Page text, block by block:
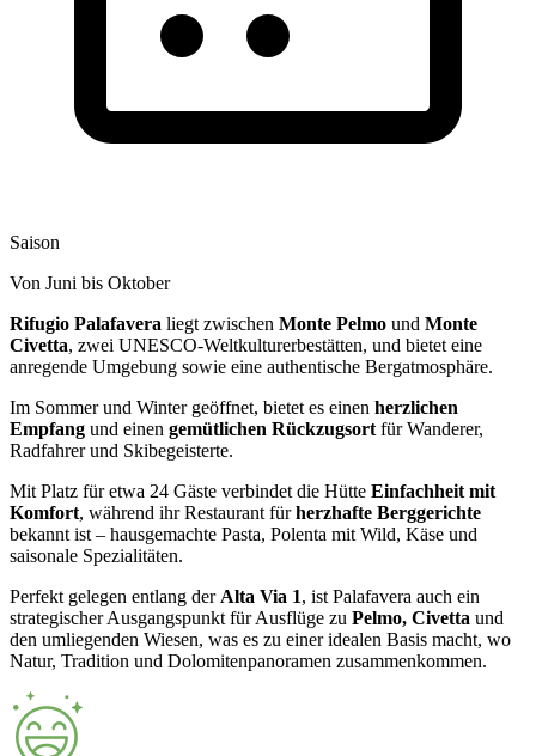
Saison
Von Juni bis Oktober
Rifugio Palafavera liegt zwischen Monte Pelmo und Monte
Civetta, zwei UNESCO-Weltkulturerbestätten, und bietet eine
anregende Umgebung sowie eine authentische Bergatmosphäre.
Im Sommer und Winter geöffnet, bietet es einen herzlichen
Empfang und einen gemütlichen Rückzugsort für Wanderer,
Radfahrer und Skibegeisterte.
Mit Platz für etwa 24 Gäste verbindet die Hütte Einfachheit mit
Komfort, während ihr Restaurant fürherzhafte Berggerichte
bekannt ist – hausgemachte Pasta, Polenta mit Wild, Käse und
saisonale Spezialitäten.
Perfekt gelegen entlang der Alta Via 1, ist Palafavera auch ein
strategischer Ausgangspunkt für Ausflüge zu Pelmo, Civetta und
den umliegenden Wiesen, was es zu einer idealen Basis macht, wo
Natur, Tradition und Dolomitenpanoramen zusammenkommen.